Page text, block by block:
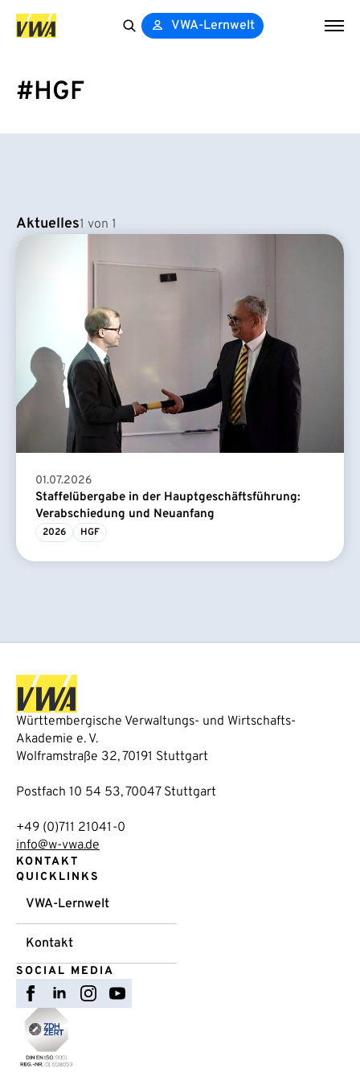
VWA-Lernwelt
#HGF
Aktuelles1 von 1
01.07.2026
Staffelübergabe in der Hauptgeschäftsführung:
Verabschiedung und Neuanfang
2026 HGF
Württembergische Verwaltungs- und Wirtschafts-
Akademie e. V.
Wolframstraße 32, 70191 Stuttgart
Postfach 10 54 53, 70047 Stuttgart
+49 (0)711 21041-0
info@w-vwa.de
KONTAKT
QUICKLINKS
VWA-Lernwelt
Kontakt
SOCIAL MEDIA